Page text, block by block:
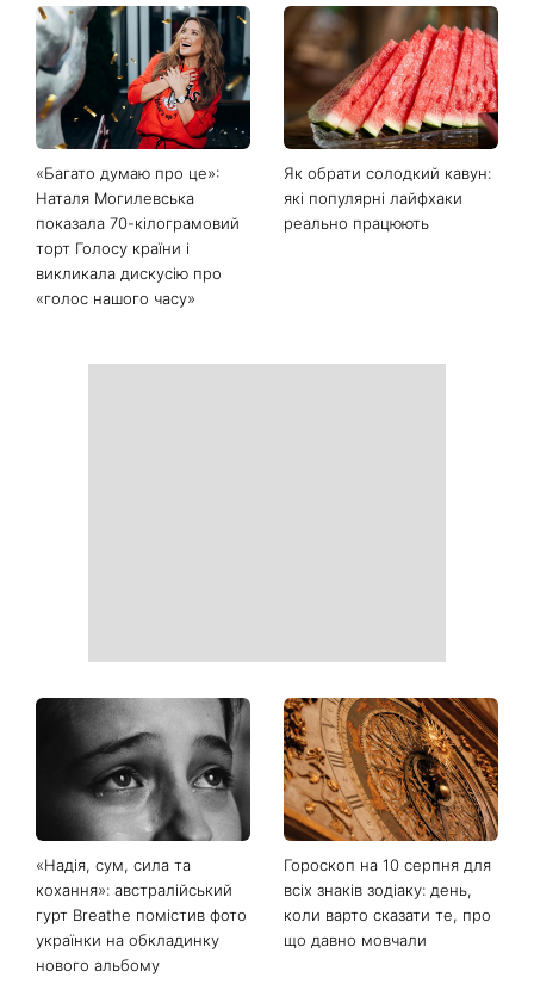
«Багато думаю про це»:
Наталя Могилевська
показала 70-кілограмовий
торт Голосу країни і
викликала дискусію про
«голос нашого часу»
Як обрати солодкий кавун:
які популярні лайфхаки
реально працюють
«Надія, сум, сила та
кохання»: австралійський
гурт Breathe помістив фото
українки на обкладинку
нового альбому
Гороскоп на 10 серпня для
всіх знаків зодіаку: день,
коли варто сказати те, про
що давно мовчали